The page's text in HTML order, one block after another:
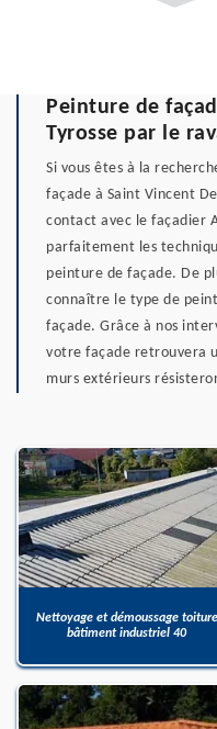
Peinture de
Tyrosse par le
Si vous êtes à la
façade à Saint Vincent
contact avec le façadier
parfaitement les
peinture de façade. De
connaître le type de
façade. Grâce à nos
votre façade retrouvera
murs extérieurs
Nettoyage et démoussage toiture
bâtiment industriel 40